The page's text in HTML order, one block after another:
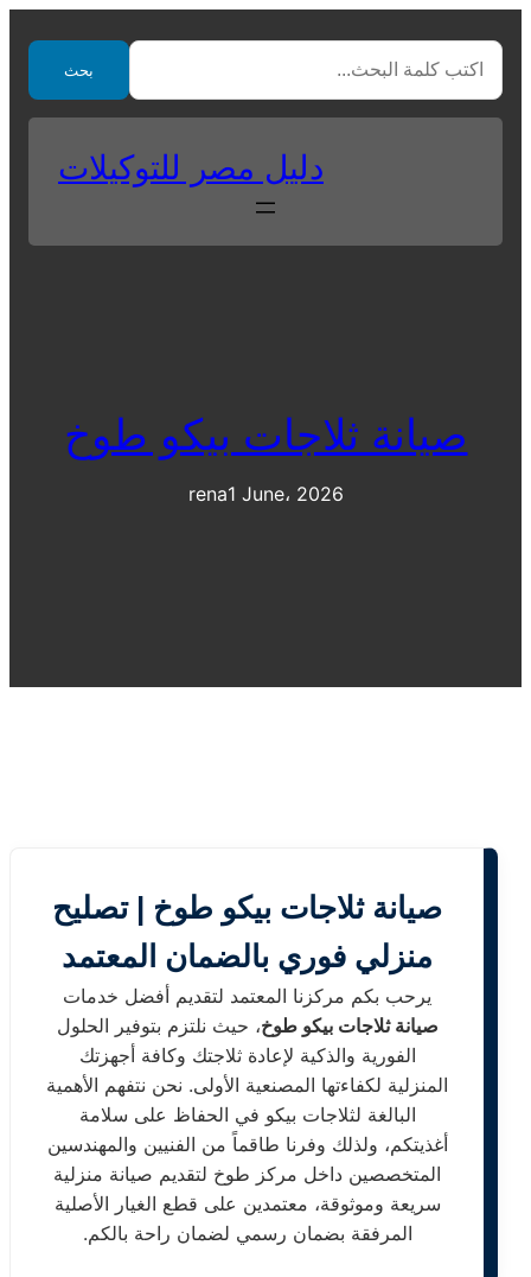
contentبحث
دليل مصر للتوكيلات
صيانة ثلاجات بيكو طوخ
rena1 June، 2026
صيانة ثلاجات بيكو طوخ | تصليح
منزلي فوري بالضمان المعتمد
يرحب بكم مركزنا المعتمد لتقديم أفضل خدمات
صيانة ثلاجات بيكو طوخ، حيث نلتزم بتوفير الحلول
الفورية والذكية لإعادة ثلاجتك وكافة أجهزتك
المنزلية لكفاءتها المصنعية الأولى. نحن نتفهم الأهمية
البالغة لثلاجات بيكو في الحفاظ على سلامة
أغذيتكم، ولذلك وفرنا طاقماً من الفنيين والمهندسين
المتخصصين داخل مركز طوخ لتقديم صيانة منزلية
سريعة وموثوقة، معتمدين على قطع الغيار الأصلية
المرفقة بضمان رسمي لضمان راحة بالكم.